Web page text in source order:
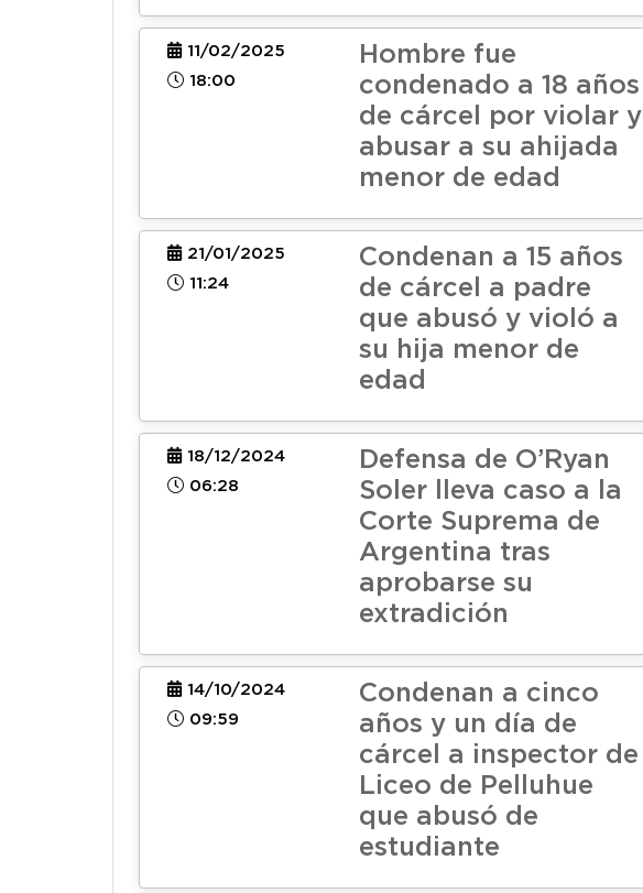
11/02/2025
18:00
Hombre fue
condenado a 18 años
de cárcel por violar y
abusar a su ahijada
menor de edad
21/01/2025
11:24
Condenan a 15 años
de cárcel a padre
que abusó y violó a
su hija menor de
edad
18/12/2024
06:28
Defensa de O’Ryan
Soler lleva caso a la
Corte Suprema de
Argentina tras
aprobarse su
extradición
14/10/2024
09:59
Condenan a cinco
años y un día de
cárcel a inspector de
Liceo de Pelluhue
que abusó de
estudiante